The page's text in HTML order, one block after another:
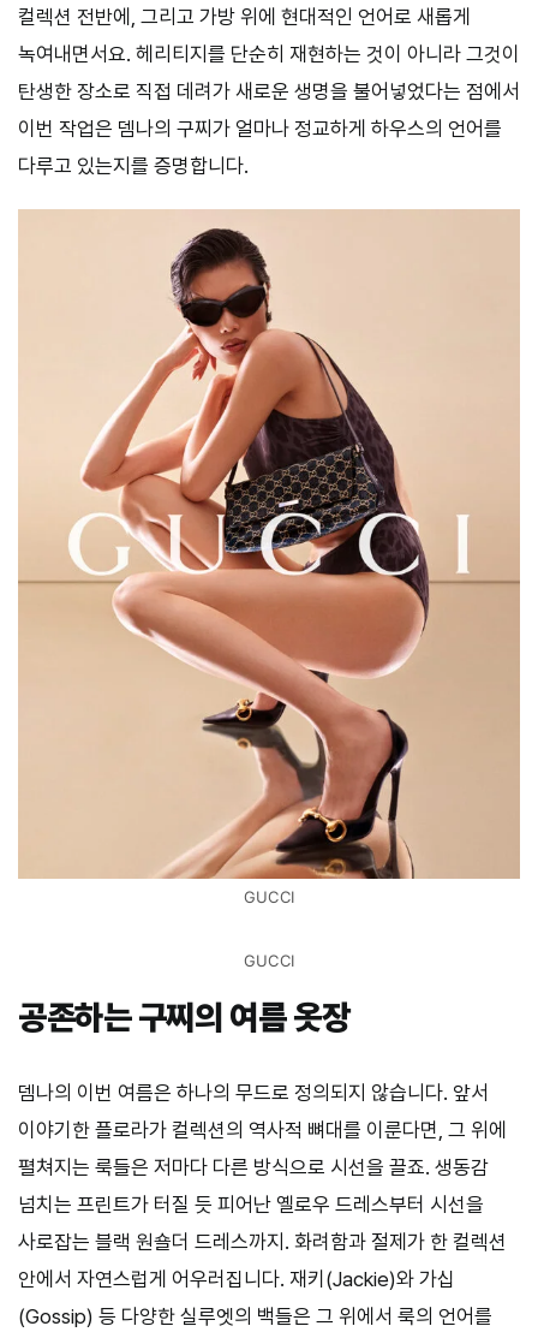
컬렉션 전반에, 그리고 가방 위에 현대적인 언어로 새롭게
녹여내면서요. 헤리티지를 단순히 재현하는 것이 아니라 그것이
탄생한 장소로 직접 데려가 새로운 생명을 불어넣었다는 점에서
이번 작업은 뎀나의 구찌가 얼마나 정교하게 하우스의 언어를
다루고 있는지를 증명합니다.
GUCCI
GUCCI
공존하는 구찌의 여름 옷장
뎀나의 이번 여름은 하나의 무드로 정의되지 않습니다. 앞서
이야기한 플로라가 컬렉션의 역사적 뼈대를 이룬다면, 그 위에
펼쳐지는 룩들은 저마다 다른 방식으로 시선을 끌죠. 생동감
넘치는 프린트가 터질 듯 피어난 옐로우 드레스부터 시선을
사로잡는 블랙 원숄더 드레스까지. 화려함과 절제가 한 컬렉션
안에서 자연스럽게 어우러집니다. 재키(Jackie)와 가십
(Gossip) 등 다양한 실루엣의 백들은 그 위에서 룩의 언어를